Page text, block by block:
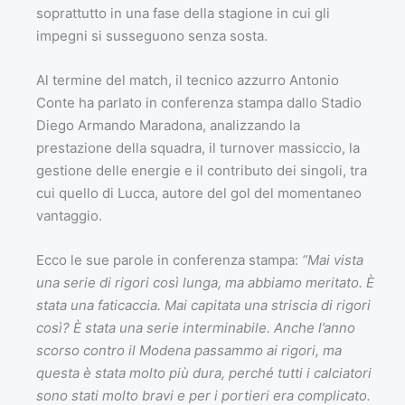
soprattutto in una fase della stagione in cui gli
impegni si susseguono senza sosta.
Al termine del match, il tecnico azzurro Antonio
Conte ha parlato in conferenza stampa dallo Stadio
Diego Armando Maradona, analizzando la
prestazione della squadra, il turnover massiccio, la
gestione delle energie e il contributo dei singoli, tra
cui quello di Lucca, autore del gol del momentaneo
vantaggio.
Ecco le sue parole in conferenza stampa: “Mai vista
una serie di rigori così lunga, ma abbiamo meritato. È
stata una faticaccia. Mai capitata una striscia di rigori
così? È stata una serie interminabile. Anche l’anno
scorso contro il Modena passammo ai rigori, ma
questa è stata molto più dura, perché tutti i calciatori
sono stati molto bravi e per i portieri era complicato.